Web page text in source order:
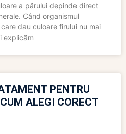
a părului depinde direct
Când organismul
dau culoare firului nu mai
explicăm
PENTRU
ALEGI CORECT